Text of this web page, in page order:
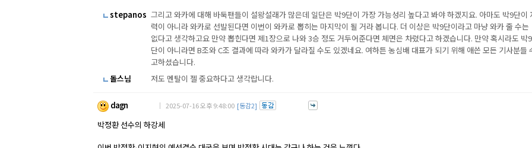
stepanos 그리고 와카에 대해 바둑팬들이 설왕설래가 많은데 일단은 박9단이 가장 가능성리 높다고 봐야 하겠지요. 아마도 박9단이
력이 아니라 와카로 선발된다면 이번이 와카로 뽑히는 마지막이 될 거라 봅니다. 더 이상은 박9단이라고 마냥 와카 줄 수는
없다고 생각하고요 만약 뽑힌다면 제1장으로 나와 3승 정도 거두어준다면 체면은 차렸다고 하겠습니다. 만약 혹시라도 박9
단이 아니라면 B조와 C조 결과에 따라 와카가 달라질 수도 있겠네요. 여하튼 농심배 대표가 되기 위해 애쓴 모든 기사분들
고하셨습니다.
돌스님
저도 멘탈이 젤 중요하다고 생각랍니다.
dagn ｜ 2025-07-16 오후 9:48:00 [동감2]
박정환 선수의 하강세